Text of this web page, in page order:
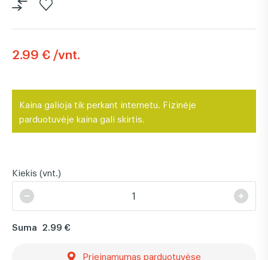
2.99 € /vnt.
Kaina galioja tik perkant internetu. Fizinėje
parduotuvėje kaina gali skirtis.
Kiekis (vnt.)
Suma 2.99 €
Prieinamumas parduotuvėse